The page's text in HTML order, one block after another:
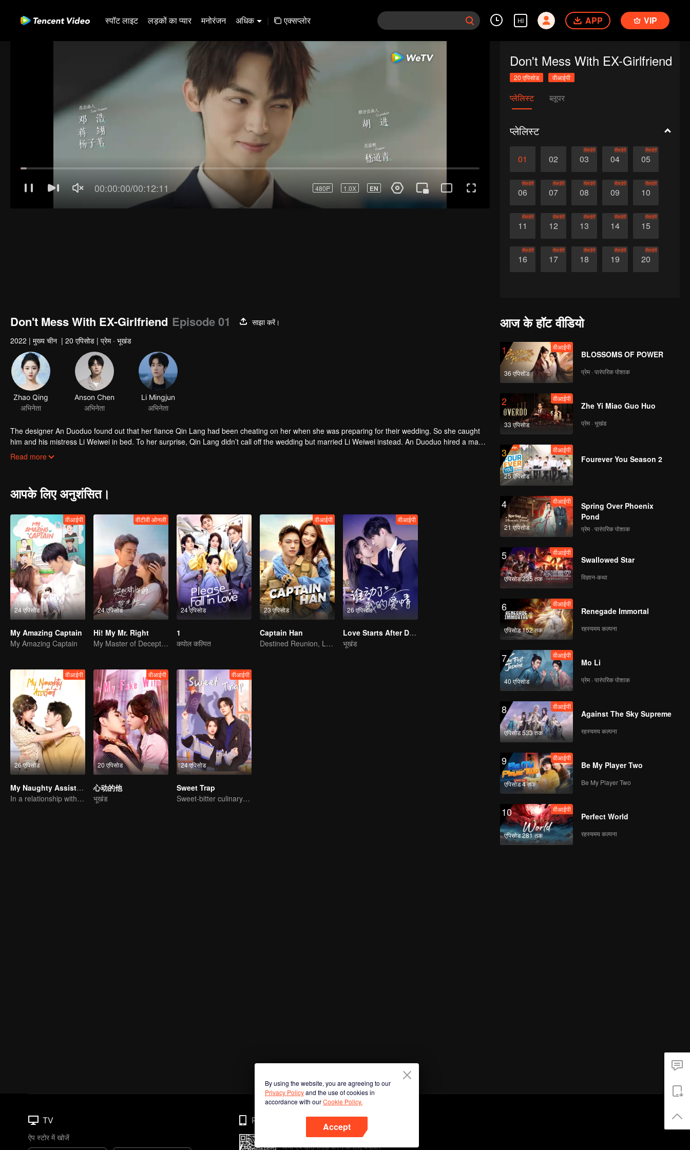
स्पॉट लाइट लड़कों का प्यार मनोरंजन अधिक | एक्सप्लोर HI APP VIP
Don't Mess With EX-Girlfriend
20 एपिसोड वीआईपी
प्लेलिस्ट ब्लूपर
प्लेलिस्ट
01 02 03
वीआईपी
04
वीआईपी
05
वीआईपी
06
वीआईपी
07
वीआईपी
08
वीआईपी
09
वीआईपी
10
वीआईपी
11
वीआईपी
12
वीआईपी
13
वीआईपी
14
वीआईपी
15
वीआईपी
16
वीआईपी
17
वीआईपी
18
वीआईपी
19
वीआईपी
20
वीआईपी
Don't Mess With EX-Girlfriend Episode 01
साझा करें।
2022 | मुख्य चीन | 20 एपिसोड | प्रेम · भूखंड
Zhao Qing
अभिनेता
Anson Chen
अभिनेता
Li Mingjun
अभिनेता
The designer An Duoduo found out that her fiance Qin Lang had been cheating on her when she was preparing for their wedding. So she caught
him and his mistress Li Weiwei in bed. To her surprise, Qin Lang didn’t call off the wedding but married Li Weiwei instead. An Duoduo hired a man
to be her groom and made a scene at the wedding, not knowing that the man Qin Qi was actually the head of the Qin family. Qin Qi helped An
Read more
आपके लिए अनुशंसित।
24 एपिसोड
वीआईपी
My Amazing Captain
My Amazing Captain
24 एपिसोड
वीटीवी ओनली
Hi! My Mr. Right
My Master of Deception Girlfriend
24 एपिसोड
1
कपोल कल्पित
23 एपिसोड
वीआईपी
Captain Han
Destined Reunion, Love in the Rainforest
26 एपिसोड
वीआईपी
Love Starts After Divorce
भूखंड
26 एपिसोड
वीआईपी
My Naughty Assistant
In a relationship with an idol
20 एपिसोड
वीआईपी
心动的他
भूखंड
24 एपिसोड
वीआईपी
Sweet Trap
Sweet-bitter culinary rivalry
आज के हॉट वीडियो
1
36 एपिसोड
वीआईपी
BLOSSOMS OF POWER
प्रेम · पारंपरिक पोशाक
2
33 एपिसोड
वीआईपी
Zhe Yi Miao Guo Huo
प्रेम · भूखंड
3
25 एपिसोड
वीआईपी
Fourever You Season 2
4
21 एपिसोड
वीआईपी
Spring Over Phoenix
Pond
प्रेम · पारंपरिक पोशाक
5
एपिसोड 235 तक
वीआईपी
Swallowed Star
विज्ञान-कथा
6
एपिसोड 152 तक
वीआईपी
Renegade Immortal
रहस्यमय कल्पना
7
40 एपिसोड
वीआईपी
Mo Li
प्रेम · पारंपरिक पोशाक
8
एपिसोड 533 तक
वीआईपी
Against The Sky Supreme
रहस्यमय कल्पना
9
एपिसोड 4 तक
वीआईपी
Be My Player Two
Be My Player Two
10
एपिसोड 281 तक
वीआईपी
Perfect World
रहस्यमय कल्पना
By using the website, you are agreeing to our
Privacy Policyand the use of cookies in
accordance with ourCookie Policy.
Accept
TV
ऐप स्टोर में खोजें
Phone
अभी ऐप डाउनलोड करने के लिए क्यूआर